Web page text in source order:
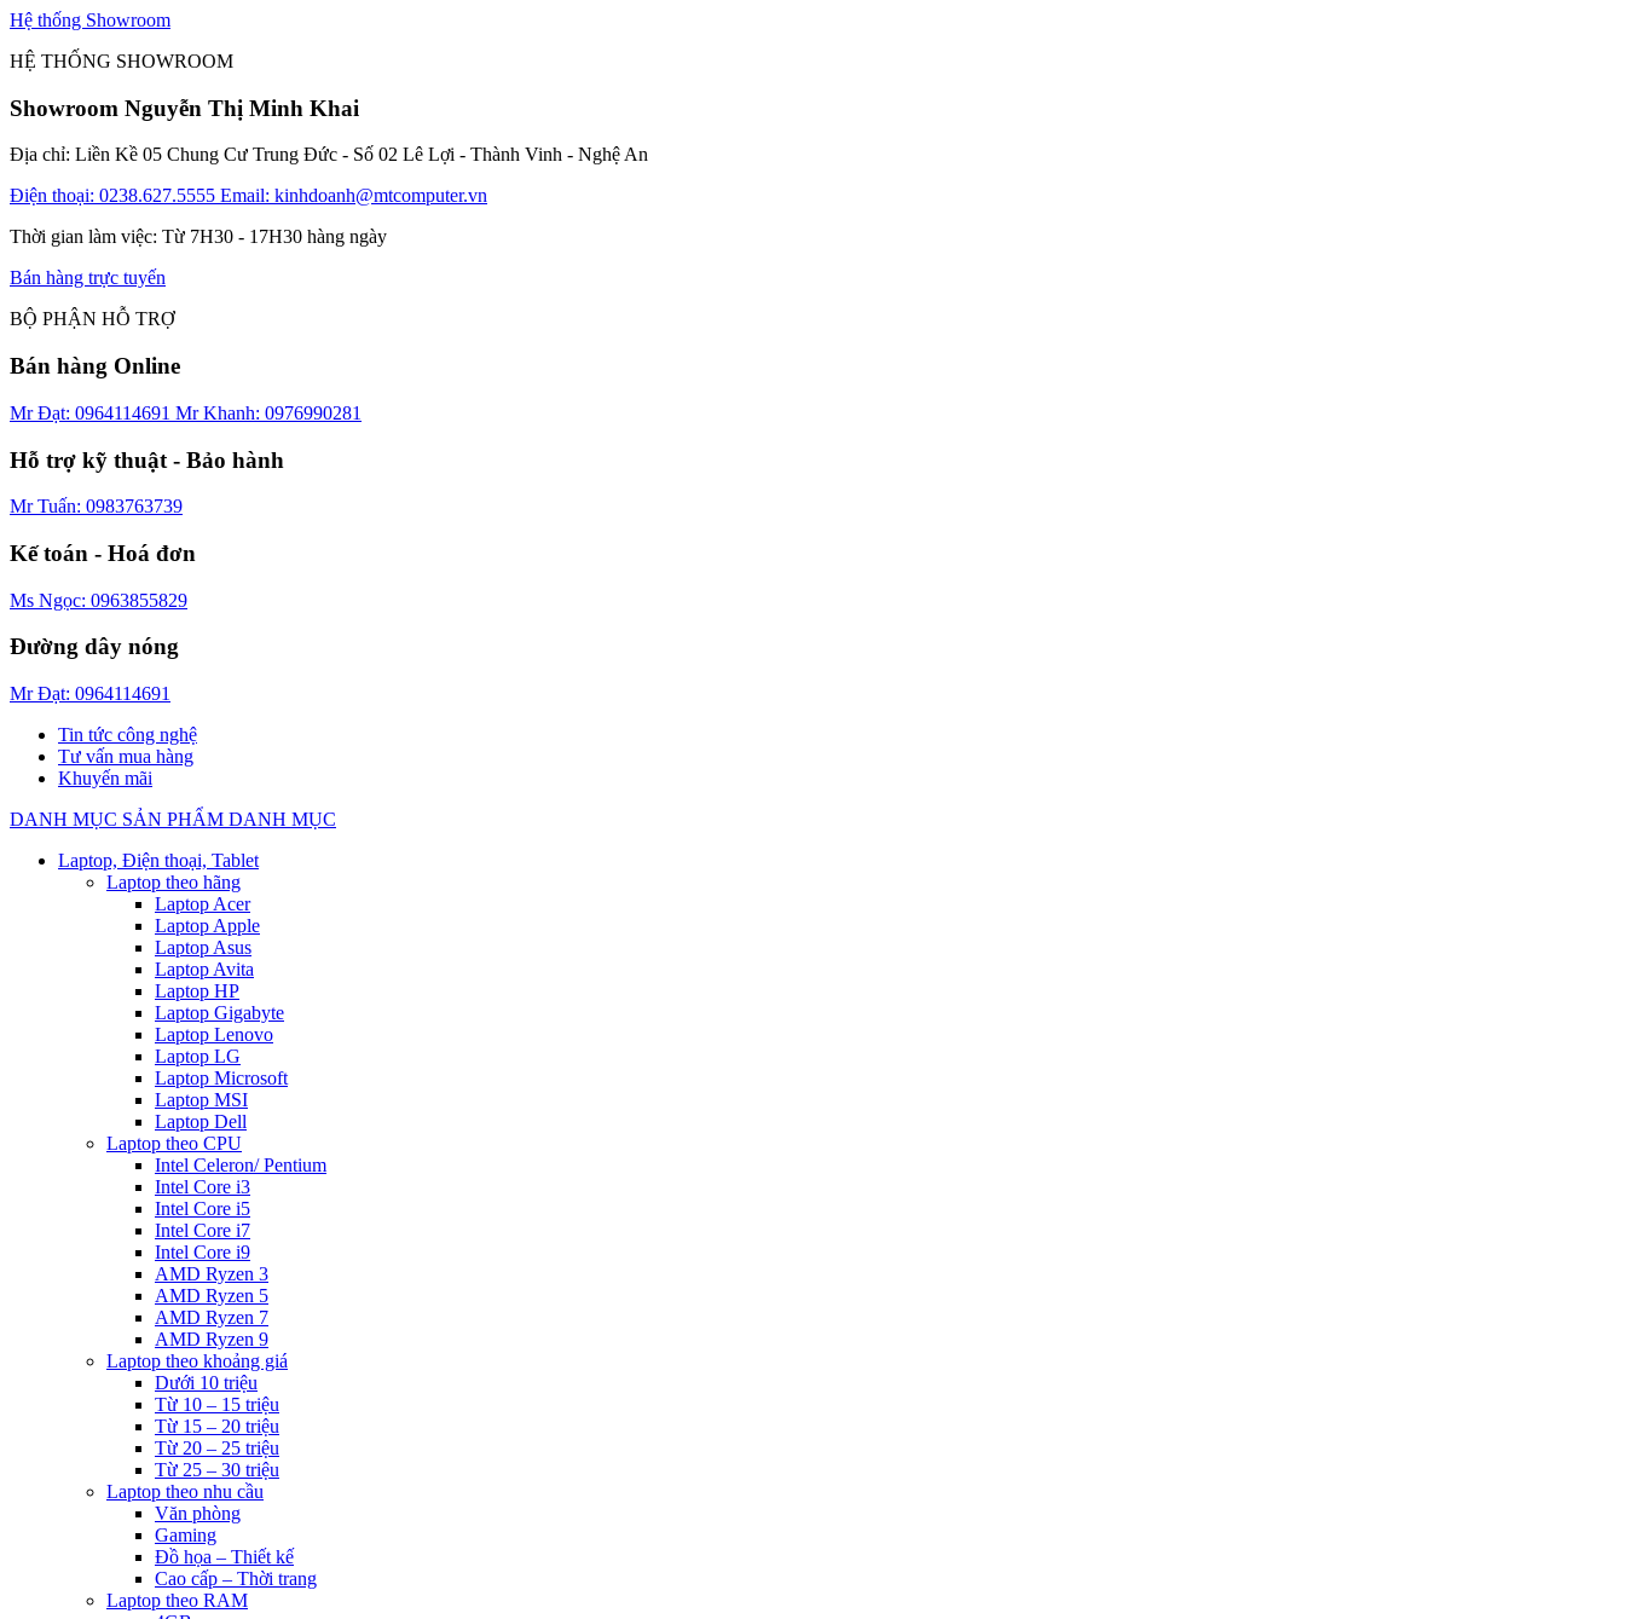
Hệ thống Showroom
HỆ THỐNG SHOWROOM
Showroom Nguyễn Thị Minh Khai
Địa chỉ: Liền Kề 05 Chung Cư Trung Đức - Số 02 Lê Lợi - Thành Vinh - Nghệ An
Điện thoại: 0238.627.5555 Email: kinhdoanh@mtcomputer.vn
Thời gian làm việc: Từ 7H30 - 17H30 hàng ngày
Bán hàng trực tuyến
BỘ PHẬN HỖ TRỢ
Bán hàng Online
Mr Đạt: 0964114691 Mr Khanh: 0976990281
Hỗ trợ kỹ thuật - Bảo hành
Mr Tuấn: 0983763739
Kế toán - Hoá đơn
Ms Ngọc: 0963855829
Đường dây nóng
Mr Đạt: 0964114691
Tin tức công nghệ
Tư vấn mua hàng
Khuyến mãi
DANH MỤC SẢN PHẨM DANH MỤC
Laptop, Điện thoại, Tablet
Laptop theo hãng
Laptop Acer
Laptop Apple
Laptop Asus
Laptop Avita
Laptop HP
Laptop Gigabyte
Laptop Lenovo
Laptop LG
Laptop Microsoft
Laptop MSI
Laptop Dell
Laptop theo CPU
Intel Celeron/ Pentium
Intel Core i3
Intel Core i5
Intel Core i7
Intel Core i9
AMD Ryzen 3
AMD Ryzen 5
AMD Ryzen 7
AMD Ryzen 9
Laptop theo khoảng giá
Dưới 10 triệu
Từ 10 – 15 triệu
Từ 15 – 20 triệu
Từ 20 – 25 triệu
Từ 25 – 30 triệu
Laptop theo nhu cầu
Văn phòng
Gaming
Đồ họa – Thiết kế
Cao cấp – Thời trang
Laptop theo RAM